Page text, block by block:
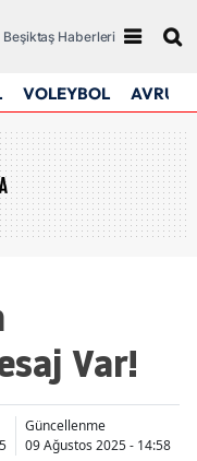
Beşiktaş Haberleri
VOLEYBOL
Var!
Güncellenme
09 Ağustos 2025 - 14:58